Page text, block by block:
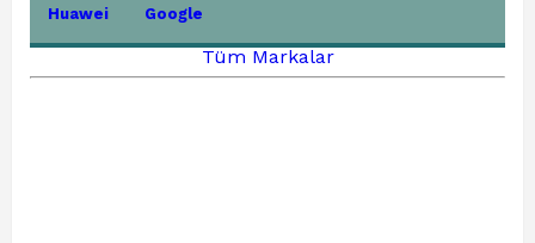
Huawei Google
Tüm Markalar